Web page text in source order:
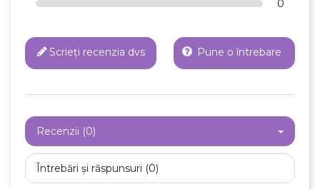
0
Scrieți recenzia dvs Pune o întrebare
Recenzii (0)
Întrebări și răspunsuri (0)
Creeaza o lista de dorinte ×
Anuleaza